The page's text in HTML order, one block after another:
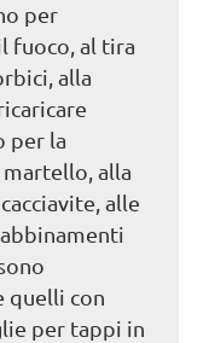
per
fuoco, al tira
alla
per la
martello, alla
alle
quelli con
per tappi in